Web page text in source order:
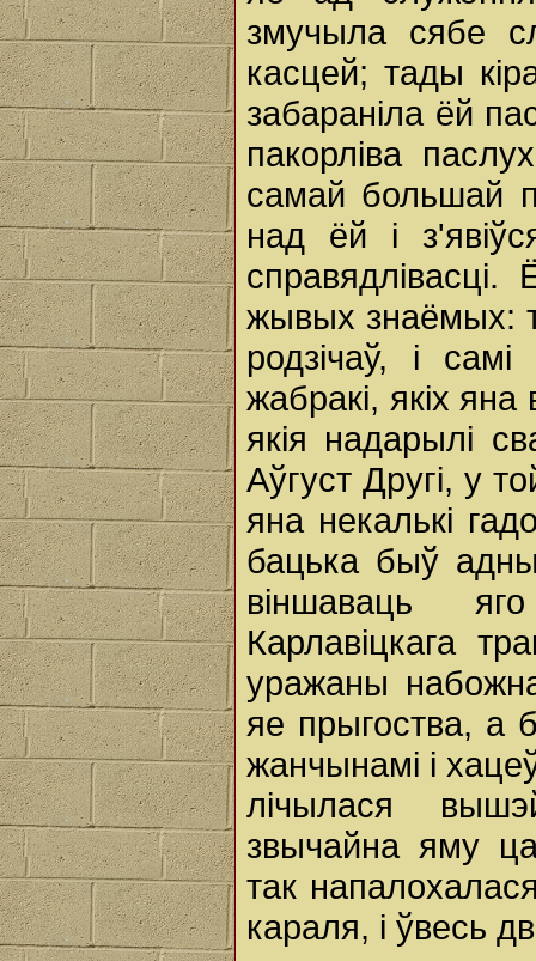
змучыла сябе
касцей; тады
забараніла ёй
пакорліва
самай большай
над ёй i
жывых знаёмых:
родзічаў, i
жабракі, якіх
якія надарылі
Аўгуст Другі, у
яна некалькі
бацька быў
віншаваць
Карлавіцкага
уражаны
яе прыгоства, а
жанчынамі i
лічылася
звычайна яму
так
караля, i ўвесь